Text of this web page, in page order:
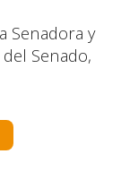
Senadora y
Senado,
y el
Comisión